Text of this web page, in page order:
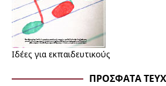
Ιδέες για εκπαιδευτικούς
ΠΡΌΣΦΑΤΑ